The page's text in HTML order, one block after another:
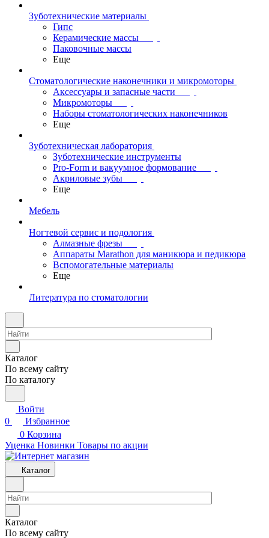
Зуботехнические материалы
Гипс
Керамические массы
Паковочные массы
Еще
Стоматологические наконечники и микромоторы
Аксессуары и запасные части
Микромоторы
Наборы стоматологических наконечников
Еще
Зуботехническая лаборатория
Зуботехнические инструменты
Pro-Form и вакуумное формование
Акриловые зубы
Еще
Мебель
Ногтевой сервис и подология
Алмазные фрезы
Аппараты Marathon для маникюра и педикюра
Вспомогательные материалы
Еще
Литература по стоматологии
Каталог
По всему сайту
По каталогу
Войти
0
Избранное
0 Корзина
Уценка Новинки Товары по акции
Каталог
Каталог
По всему сайту